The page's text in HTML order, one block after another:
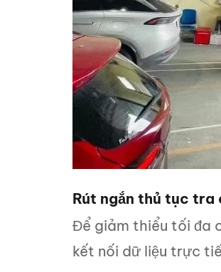
Rút ngắn thủ tục tra
Để giảm thiểu tối đa
kết nối dữ liệu trực